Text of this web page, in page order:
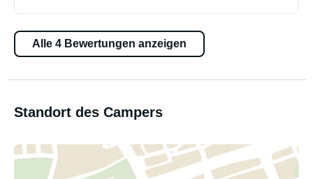
Alle 4 Bewertungen anzeigen
Standort des Campers